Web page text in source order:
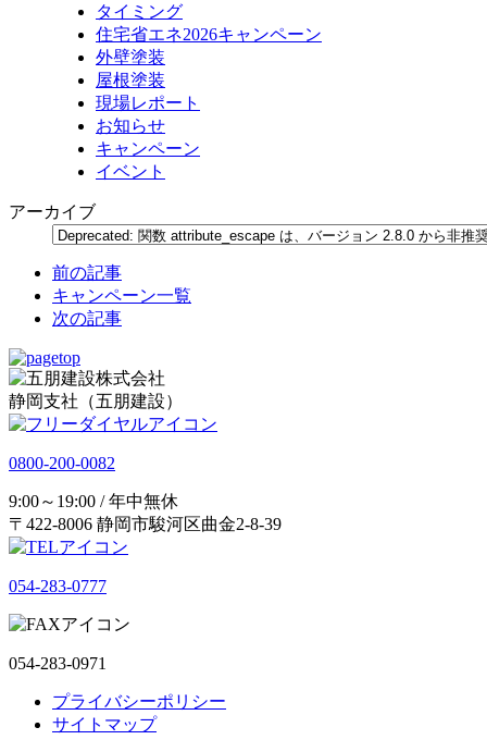
タイミング
住宅省エネ2026キャンペーン
外壁塗装
屋根塗装
現場レポート
お知らせ
キャンペーン
イベント
アーカイブ
前の記事
キャンペーン一覧
次の記事
静岡支社（五朋建設）
0800-200-0082
9:00～19:00 / 年中無休
〒422-8006 静岡市駿河区曲金2-8-39
054-283-0777
054-283-0971
プライバシーポリシー
サイトマップ